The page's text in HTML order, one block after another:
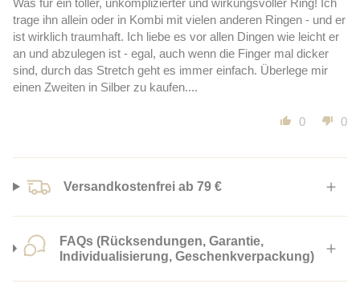
trage ihn allein oder in Kombi mit vielen anderen Ringen - und er
ist wirklich traumhaft. Ich liebe es vor allen Dingen wie leicht er
an und abzulegen ist - egal, auch wenn die Finger mal dicker
sind, durch das Stretch geht es immer einfach. Überlege mir
einen Zweiten in Silber zu kaufen....
0 0
Versandkostenfrei ab 79 €
FAQs (Rücksendungen, Garantie,
Individualisierung, Geschenkverpackung)